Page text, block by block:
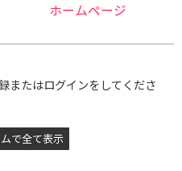
ホームページ
またはログインをしてくださ
で全て表示